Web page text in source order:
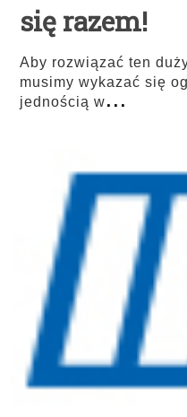
się razem!
Aby rozwiązać ten
musimy wykazać się
jednością w...